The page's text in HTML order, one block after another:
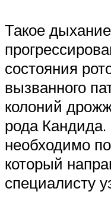
Такое
состояния
вызванного
колоний
рода
необходимо
который
специалисту